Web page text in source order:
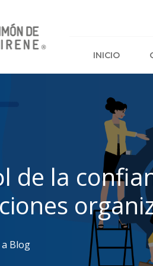
INICIO
PARA EMPRENDIMIENTOS
CURSOS
de la
Blog